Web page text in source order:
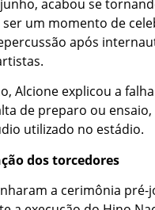
acabou se
um momento de
após
Alcione explicou a
de preparo ou
utilizado no estádio.
dos torcedores
a cerimônia